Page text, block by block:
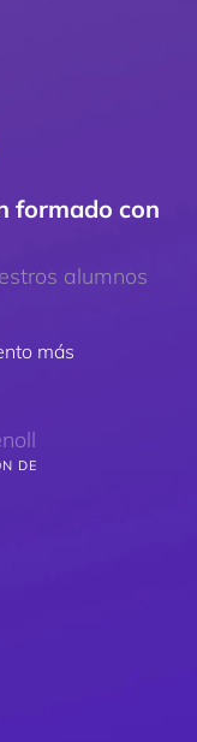
formado con
alumnos
más
DE